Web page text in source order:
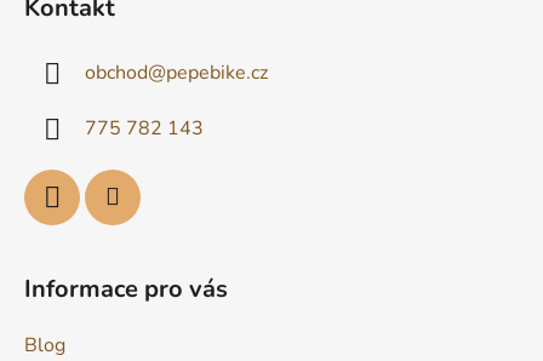
Kontakt
obchod@pepebike.cz
775 782 143
Informace pro vás
Blog